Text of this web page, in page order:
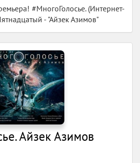
#МногоГолосье. (Интернет-
- "Айзек Азимов"
Айзек Азимов